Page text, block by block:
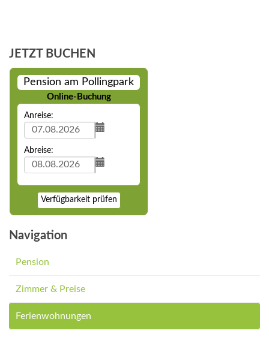
JETZT BUCHEN
Pension am Pollingpark
Online-Buchung
Anreise:
Abreise:
Verfügbarkeit prüfen
Navigation
Pension
Zimmer & Preise
Ferienwohnungen